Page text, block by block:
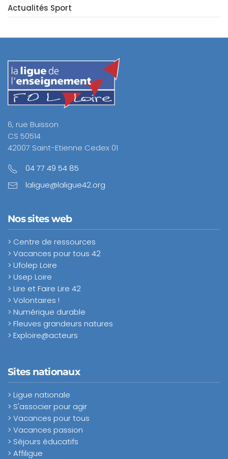
Actualités Sport
6, rue Buisson
CS 50514
42007 Saint-Etienne Cedex 01
04 77 49 54 85
laligue@laligue42.org
Nos sites web
> Centre de ressources
> Vacances pour tous 42
> Ufolep Loire
> Usep Loire
> Lire et Faire Lire 42
> Volontaires !
> Numérique durable
> Fleuves grandeurs natures
> Exploire@acteurs
Sites nationaux
> Ligue nationale
> S'associer pour agir
> Vacances pour tous
> Vacances passion
> Séjours éducatifs
> Affiligue